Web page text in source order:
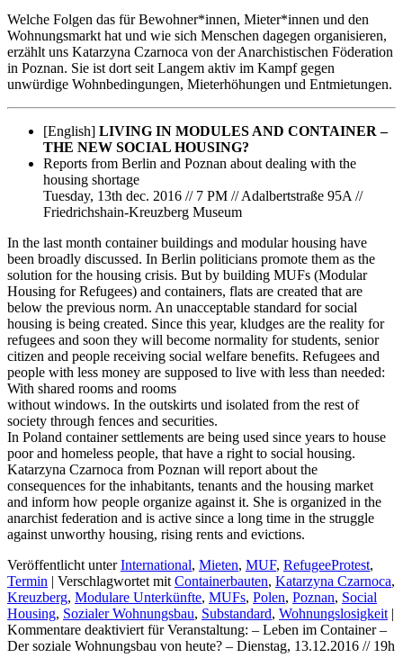
Welche Folgen das für Bewohner*innen, Mieter*innen und den
Wohnungsmarkt hat und wie sich Menschen dagegen organisieren,
erzählt uns Katarzyna Czarnoca von der Anarchistischen Föderation
in Poznan. Sie ist dort seit Langem aktiv im Kampf gegen
unwürdige Wohnbedingungen, Mieterhöhungen und Entmietungen.
[English] LIVING IN MODULES AND CONTAINER –
THE NEW SOCIAL HOUSING?
Reports from Berlin and Poznan about dealing with the
housing shortage
Tuesday, 13th dec. 2016 // 7 PM // Adalbertstraße 95A //
Friedrichshain-Kreuzberg Museum
In the last month container buildings and modular housing have
been broadly discussed. In Berlin politicians promote them as the
solution for the housing crisis. But by building MUFs (Modular
Housing for Refugees) and containers, flats are created that are
below the previous norm. An unacceptable standard for social
housing is being created. Since this year, kludges are the reality for
refugees and soon they will become normality for students, senior
citizen and people receiving social welfare benefits. Refugees and
people with less money are supposed to live with less than needed:
With shared rooms and rooms
without windows. In the outskirts und isolated from the rest of
society through fences and securities.
In Poland container settlements are being used since years to house
poor and homeless people, that have a right to social housing.
Katarzyna Czarnoca from Poznan will report about the
consequences for the inhabitants, tenants and the housing market
and inform how people organize against it. She is organized in the
anarchist federation and is active since a long time in the struggle
against unworthy housing, rising rents and evictions.
Veröffentlicht unter International, Mieten, MUF, RefugeeProtest,
Termin | Verschlagwortet mit Containerbauten, Katarzyna Czarnoca,
Kreuzberg, Modulare Unterkünfte, MUFs, Polen, Poznan, Social
Housing, Sozialer Wohnungsbau, Substandard, Wohnungslosigkeit |
Kommentare deaktiviert für Veranstaltung: – Leben im Container –
Der soziale Wohnungsbau von heute? – Dienstag, 13.12.2016 // 19h